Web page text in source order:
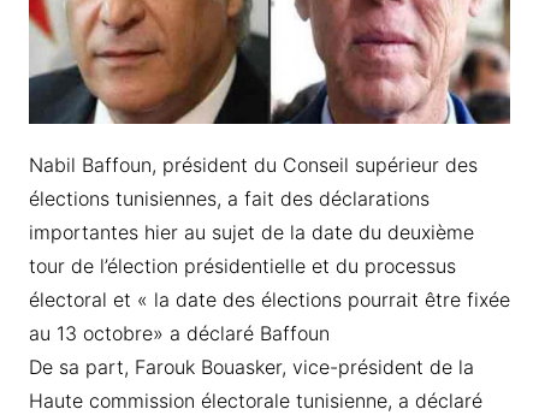
Nabil Baffoun, président du Conseil supérieur des
élections tunisiennes, a fait des déclarations
importantes hier au sujet de la date du deuxième
tour de l’élection présidentielle et du processus
électoral et « la date des élections pourrait être fixée
au 13 octobre» a déclaré Baffoun
De sa part, Farouk Bouasker, vice-président de la
Haute commission électorale tunisienne, a déclaré